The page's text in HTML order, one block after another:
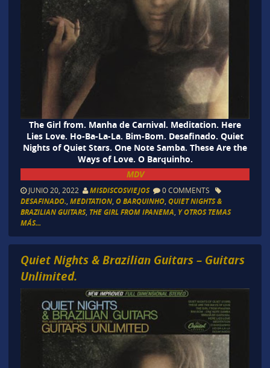
The Girl from. Manha de Carnival. Meditation. Here
Lies Love. Ho-Ba-La-La. Bim-Bom. Desafinado. Quiet
Nights of Quiet Stars. One Note Samba. These Are the
Ways of Love. O Barquinho.
MDV
JUNIO 20, 2022 MISDISCOSVIEJOS 0 COMMENTS
DESAFINADO., MEDITATION, O BARQUINHO, QUIET NIGHTS &
BRAZILIAN GUITARS, THE GIRL FROM IPANEMA, Y OTROS TEMAS
MÁS...
Quiet Nights & Brazilian Guitars – Guitars
Unlimited.